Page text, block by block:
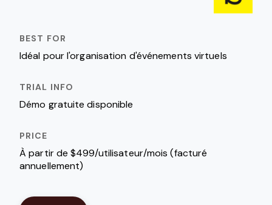
Idéal pour l'organisation d'événements virtuels
Démo gratuite disponible
À partir de $499/utilisateur/mois (facturé
annuellement)